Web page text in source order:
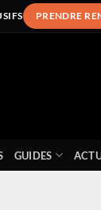
PRENDRE
GUIDES